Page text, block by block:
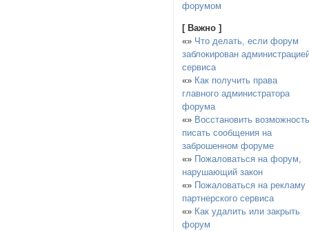
форумом
[ Важно ]
«» Что делать, если форум
заблокирован
сервиса
«» Как получить права
главного администратора
форума
«» Восстановить
писать сообщения на
заброшенном форуме
«» Пожаловаться на форум,
нарушающий закон
«» Пожаловаться на рекламу
партнерского сервиса
«» Как удалить или закрыть
форум